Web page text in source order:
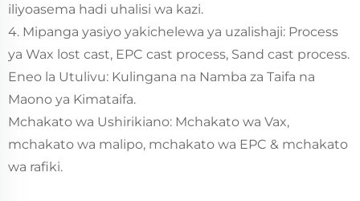
iliyoasema hadi uhalisi wa kazi.
4. Mipanga yasiyo yakichelewa ya uzalishaji: Process
ya Wax lost cast, EPC cast process, Sand cast process.
Eneo la Utulivu: Kulingana na Namba za Taifa na
Maono ya Kimataifa.
Mchakato wa Ushirikiano: Mchakato wa Vax,
mchakato wa malipo, mchakato wa EPC & mchakato
wa rafiki.